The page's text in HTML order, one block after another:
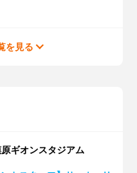
を見る
ギオンスタジアム